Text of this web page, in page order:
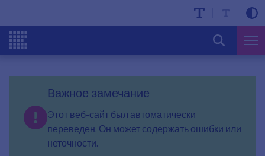
Важное замечание
Этот веб-сайт был автоматически
переведен. Он может содержать ошибки или
неточности.